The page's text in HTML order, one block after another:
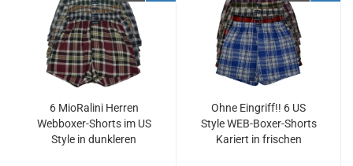
6 MioRalini Herren
Webboxer-Shorts im US
Style in dunkleren
Ohne Eingriff!! 6 US
Style WEB-Boxer-Shorts
Kariert in frischen